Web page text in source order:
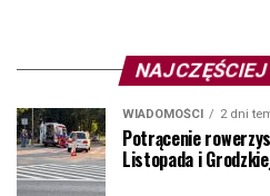
WIADOMOŚCI 2 dni
Potrącenie
Listopada i